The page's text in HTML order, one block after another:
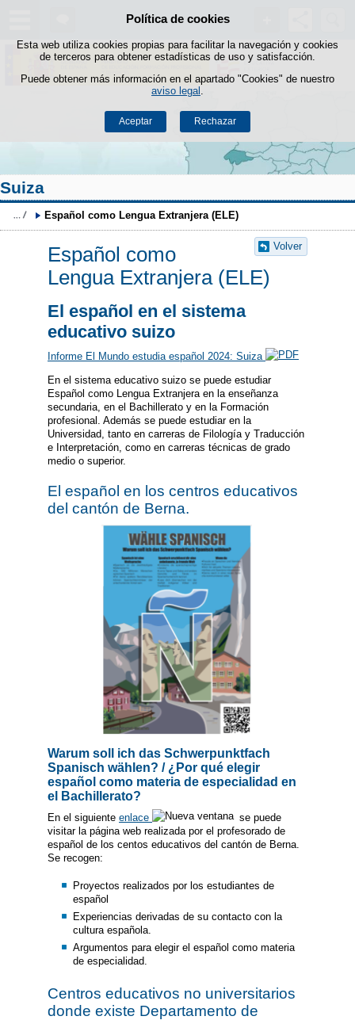
Política de cookies
Esta web utiliza cookies propias para facilitar la navegación y cookies
de terceros para obtener estadísticas de uso y satisfacción.
Puede obtener más información en el apartado "Cookies" de nuestro
aviso legal
Aceptar Rechazar
Saltar al contenido
Suiza
Español como Lengua Extranjera (ELE)
Volver
Español como
Lengua Extranjera (ELE)
El español en el sistema
educativo suizo
Informe El Mundo estudia español 2024: Suiza
En el sistema educativo suizo se puede estudiar
Español como Lengua Extranjera en la enseñanza
secundaria, en el Bachillerato y en la Formación
profesional. Además se puede estudiar en la
Universidad, tanto en carreras de Filología y Traducción
e Interpretación, como en carreras técnicas de grado
medio o superior.
El español en los centros educativos
del cantón de Berna.
Warum soll ich das Schwerpunktfach
Spanisch wählen? / ¿Por qué elegir
español como materia de especialidad en
el Bachillerato?
En el siguiente enlace
se puede
visitar la página web realizada por el profesorado de
español de los centos educativos del cantón de Berna.
Se recogen:
Proyectos realizados por los estudiantes de
español
Experiencias derivadas de su contacto con la
cultura española.
Argumentos para elegir el español como materia
de especialidad.
Centros educativos no universitarios
donde existe Departamento de